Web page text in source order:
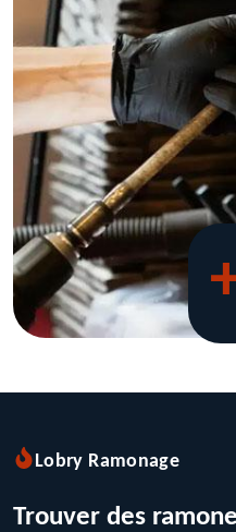
Lobry Ramonage
Trouver des